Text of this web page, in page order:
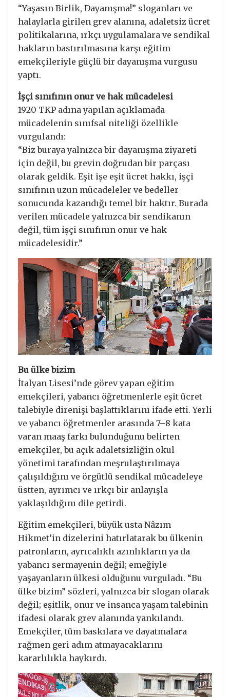
“Yaşasın Birlik, Dayanışma!” sloganları ve
halaylarla girilen grev alanına, adaletsiz ücret
politikalarına, ırkçı uygulamalara ve sendikal
hakların bastırılmasına karşı eğitim
emekçileriyle güçlü bir dayanışma vurgusu
yaptı.
İşçi sınıfının onur ve hak mücadelesi
1920 TKP adına yapılan açıklamada
mücadelenin sınıfsal niteliği özellikle
vurgulandı:
“Biz buraya yalnızca bir dayanışma ziyareti
için değil, bu grevin doğrudan bir parçası
olarak geldik. Eşit işe eşit ücret hakkı, işçi
sınıfının uzun mücadeleler ve bedeller
sonucunda kazandığı temel bir haktır. Burada
verilen mücadele yalnızca bir sendikanın
değil, tüm işçi sınıfının onur ve hak
mücadelesidir.”
Bu ülke bizim
İtalyan Lisesi’nde görev yapan eğitim
emekçileri, yabancı öğretmenlerle eşit ücret
talebiyle direnişi başlattıklarını ifade etti. Yerli
ve yabancı öğretmenler arasında 7–8 kata
varan maaş farkı bulunduğunu belirten
emekçiler, bu açık adaletsizliğin okul
yönetimi tarafından meşrulaştırılmaya
çalışıldığını ve örgütlü sendikal mücadeleye
üstten, ayrımcı ve ırkçı bir anlayışla
yaklaşıldığını dile getirdi.
Eğitim emekçileri, büyük usta Nâzım
Hikmet’in dizelerini hatırlatarak bu ülkenin
patronların, ayrıcalıklı azınlıkların ya da
yabancı sermayenin değil; emeğiyle
yaşayanların ülkesi olduğunu vurguladı. “Bu
ülke bizim” sözleri, yalnızca bir slogan olarak
değil; eşitlik, onur ve insanca yaşam talebinin
ifadesi olarak grev alanında yankılandı.
Emekçiler, tüm baskılara ve dayatmalara
rağmen geri adım atmayacaklarını
kararlılıkla haykırdı.